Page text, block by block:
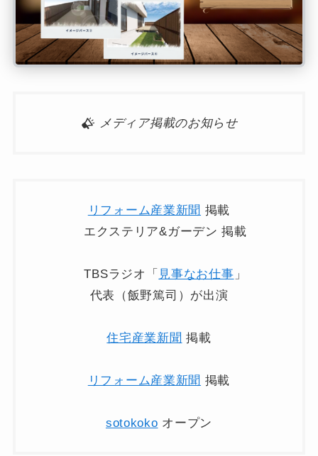
メディア掲載のお知らせ
リフォーム産業新聞 掲載
エクステリア&ガーデン 掲載
TBSラジオ「 見事なお仕事 」
代表（飯野篤司）が出演
住宅産業新聞 掲載
リフォーム産業新聞 掲載
sotokoko オープン